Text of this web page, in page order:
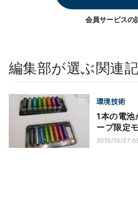
会員サービスの
編集部が選ぶ関連
環境技術
1本の電池
ープ限定
2010/10/27